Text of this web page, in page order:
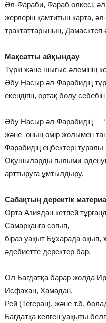
Әл-Фараби, Фараб өлкесі,
жерлерін қамтитын карта,
трактаттарының, Дамасктегі
Мақсатты айқындау
Түркі және шығыс әлемінің
Әбу Насыр әл-Фарабидің
екендігін, ортақ болу
Әбу Насыр әл-Фарабидің —
және оның өмір жолымен
Фарабидің еңбектері туралы
Оқушыларды ғылыми
арттыруға ұмтылдыру.
Сабақтың деректік
Орта Азиядан кетпей
Самарқанға соғып,
біраз уақыт Бұхарада оқып,
әдебиетте деректер бар.
Ол Бағдатқа барар жолда
Исфахан, Хамадан,
Рей (Тегеран), және т.б.
Бағдатқа келген уақыты